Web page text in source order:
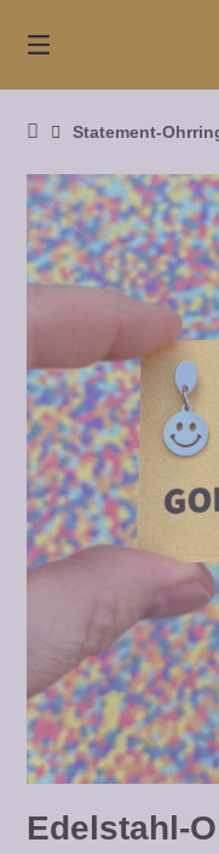
zum
Startseite
Statement-
Edelstahl-